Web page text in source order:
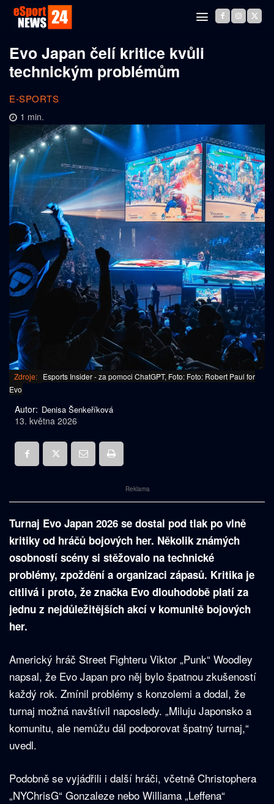
Evo Japan čelí kritice kvůli
technickým problémům
E-SPORTS
1 min.
Zdroje: Esports Insider - za pomoci ChatGPT, Foto: Foto: Robert Paul for
Evo
Autor: Denisa Šenkeříková
13. května 2026
Reklama
Turnaj Evo Japan 2026 se dostal pod tlak po vlně
kritiky od hráčů bojových her. Několik známých
osobností scény si stěžovalo na technické
problémy, zpoždění a organizaci zápasů. Kritika je
citlivá i proto, že značka Evo dlouhodobě platí za
jednu z nejdůležitějších akcí v komunitě bojových
her.
Americký hráč Street Fighteru Viktor „Punk“ Woodley
napsal, že Evo Japan pro něj bylo špatnou zkušeností
každý rok. Zmínil problémy s konzolemi a dodal, že
turnaj možná navštívil naposledy. „Miluju Japonsko a
komunitu, ale nemůžu dál podporovat špatný turnaj,“
uvedl.
Podobně se vyjádřili i další hráči, včetně Christophera
„NYChrisG“ Gonzaleze nebo Williama „Leffena“